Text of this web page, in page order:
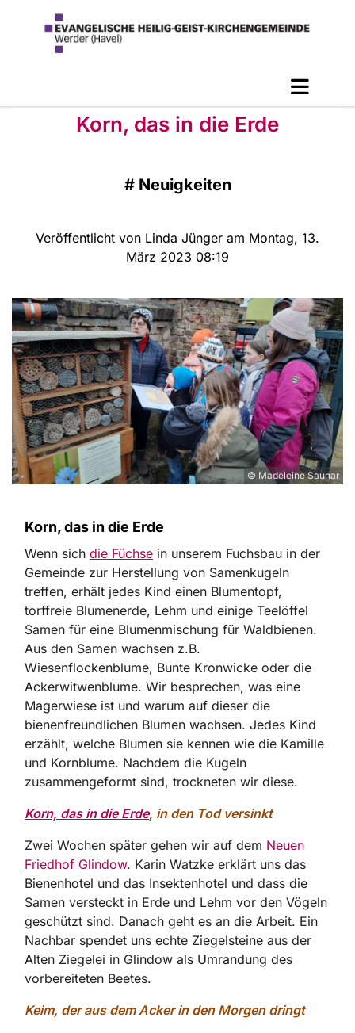
Korn, das in die Erde
# Neuigkeiten
Veröffentlicht von Linda Jünger am Montag, 13.
März 2023 08:19
© Madeleine Saunar
Korn, das in die Erde
Wenn sich die Füchse in unserem Fuchsbau in der
Gemeinde zur Herstellung von Samenkugeln
treffen, erhält jedes Kind einen Blumentopf,
torffreie Blumenerde, Lehm und einige Teelöffel
Samen für eine Blumenmischung für Waldbienen.
Aus den Samen wachsen z.B.
Wiesenflockenblume, Bunte Kronwicke oder die
Ackerwitwenblume. Wir besprechen, was eine
Magerwiese ist und warum auf dieser die
bienenfreundlichen Blumen wachsen. Jedes Kind
erzählt, welche Blumen sie kennen wie die Kamille
und Kornblume. Nachdem die Kugeln
zusammengeformt sind, trockneten wir diese.
Korn, das in die Erde, in den Tod versinkt
Zwei Wochen später gehen wir auf dem Neuen
Friedhof Glindow. Karin Watzke erklärt uns das
Bienenhotel und das Insektenhotel und dass die
Samen versteckt in Erde und Lehm vor den Vögeln
geschützt sind. Danach geht es an die Arbeit. Ein
Nachbar spendet uns echte Ziegelsteine aus der
Alten Ziegelei in Glindow als Umrandung des
vorbereiteten Beetes.
Keim, der aus dem Acker in den Morgen dringt